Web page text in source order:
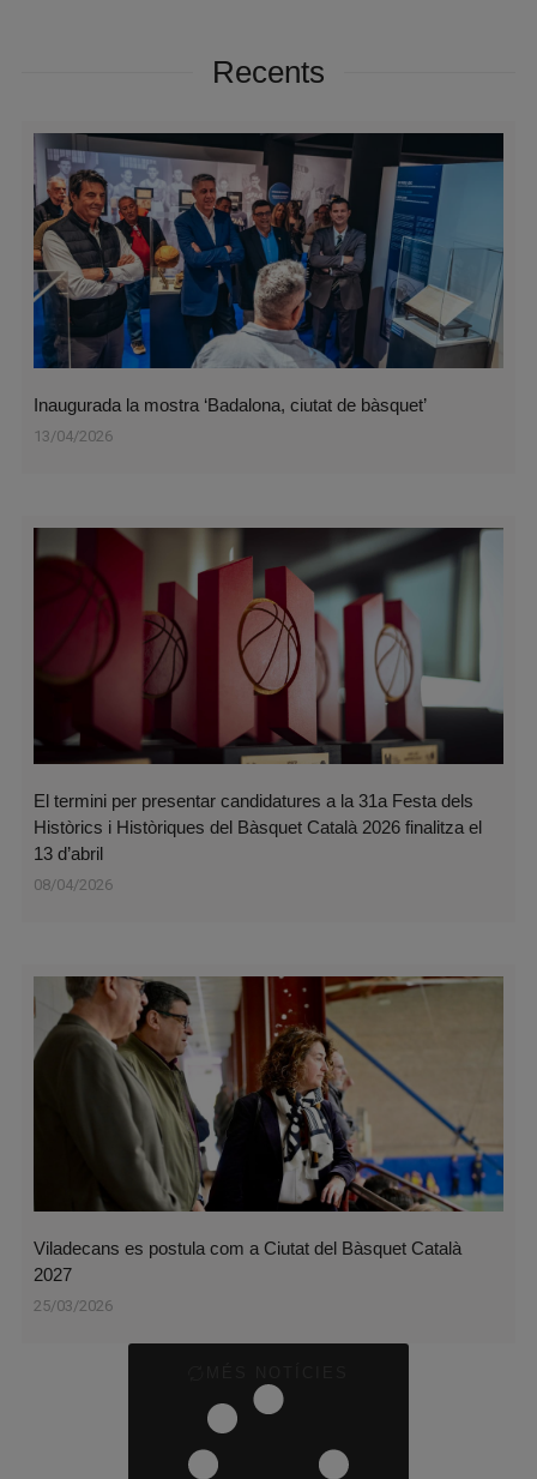
Recents
Inaugurada la mostra ‘Badalona, ciutat de bàsquet’
13/04/2026
El termini per presentar candidatures a la 31a Festa dels
Històrics i Històriques del Bàsquet Català 2026 finalitza el
13 d’abril
08/04/2026
Viladecans es postula com a Ciutat del Bàsquet Català
2027
25/03/2026